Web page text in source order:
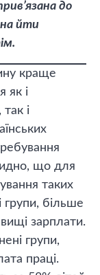
до
йти
краще
як і
і
що для
таких
групи, більше
зарплати.
групи,
праці.